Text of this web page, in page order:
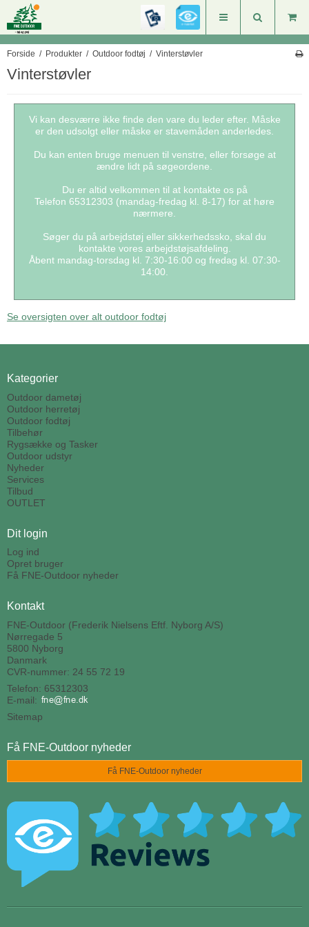
Forside / Produkter / Outdoor fodtøj / Vinterstøvler
Vinterstøvler
Vi kan desværre ikke finde den vare du leder efter. Måske
er den udsolgt eller måske er stavemåden anderledes.
Du kan enten bruge menuen til venstre, eller forsøge at
ændre lidt på søgeordene.
Du er altid velkommen til at kontakte os på
Telefon 65312303 (mandag-fredag kl. 8-17) for at høre
nærmere.
Søger du på arbejdstøj eller sikkerhedssko, skal du
kontakte vores arbejdstøjsafdeling.
Åbent mandag-torsdag kl. 7:30-16:00 og fredag kl. 07:30-
14:00.
Se oversigten over alt outdoor fodtøj
Kategorier
Outdoor dametøj
Outdoor herretøj
Outdoor fodtøj
Tilbehør
Rygsække og Tasker
Outdoor udstyr
Nyheder
Services
Tilbud
OUTLET
Dit login
Log ind
Opret bruger
Få FNE-Outdoor nyheder
Kontakt
FNE-Outdoor (Frederik Nielsens Eftf. Nyborg A/S)
Nørregade 5
5800 Nyborg
Danmark
CVR-nummer: 24 55 72 19
Telefon: 65312303
E-mail:
Sitemap
Få FNE-Outdoor nyheder
Få FNE-Outdoor nyheder